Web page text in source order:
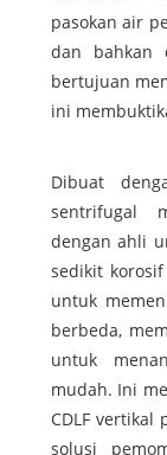
pasokan air
dan bahkan
bertujuan
ini
Dibuat
sentrifugal
dengan ahli
sedikit
untuk
berbeda,
untuk
mudah. Ini
CDLF
solusi